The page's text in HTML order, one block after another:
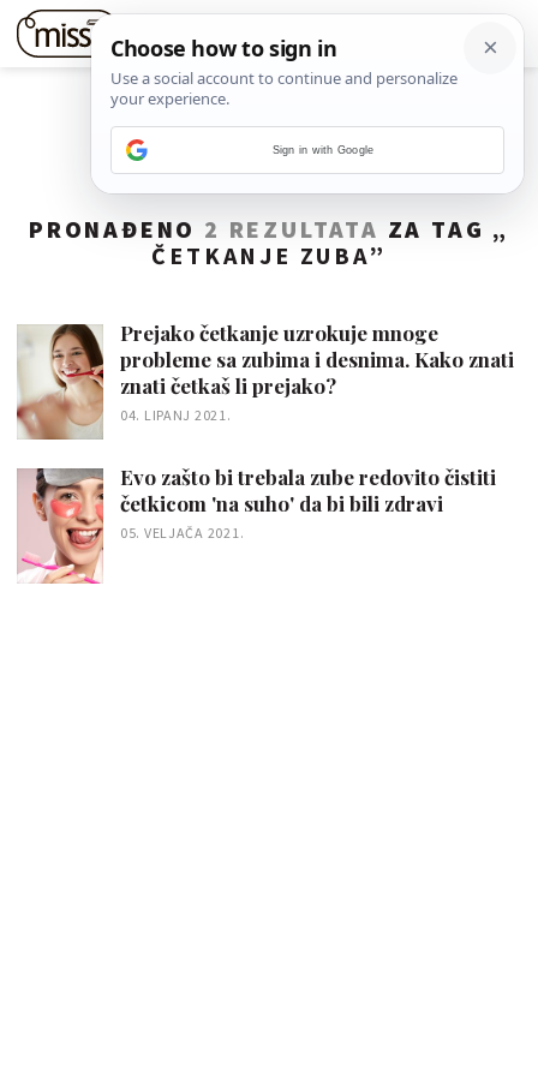
PRONAĐENO 2 REZULTATA ZA TAG „
ČETKANJE ZUBA”
Prejako četkanje uzrokuje mnoge
probleme sa zubima i desnima. Kako znati
znati četkaš li prejako?
04. LIPANJ 2021.
Evo zašto bi trebala zube redovito čistiti
četkicom 'na suho' da bi bili zdravi
05. VELJAČA 2021.
Sign in with Google